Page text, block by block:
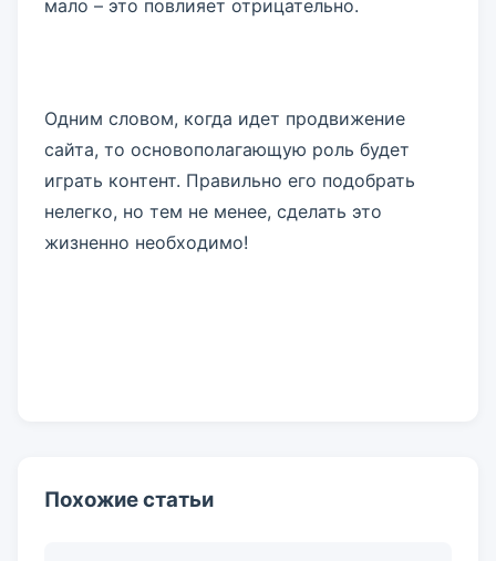
мало – это повлияет отрицательно.
Одним словом, когда идет продвижение
сайта, то основополагающую роль будет
играть контент. Правильно его подобрать
нелегко, но тем не менее, сделать это
жизненно необходимо!
Похожие статьи